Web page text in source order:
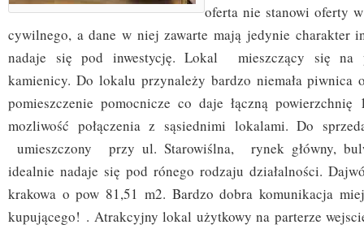
oferta nie stanowi oferty
cywilnego, a dane w niej zawarte mają jedynie charakter
nadaje się pod inwestycję. Lokal mieszczący się na
kamienicy. Do lokalu przynależy bardzo niemała piwnica
pomieszczenie pomocnicze co daje łączną
mozliwość połączenia z sąsiednimi lokalami. Do
umieszczony przy ul. Starowiślna, rynek główny,
idealnie nadaje się pod rónego rodzaju działalności.
krakowa o pow 81,51 m2. Bardzo dobra komunikacja
kupującego! . Atrakcyjny lokal użytkowy na parterze